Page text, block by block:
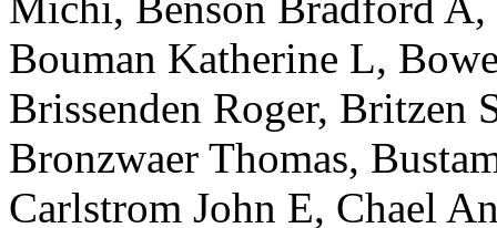
Bouman Katherine L,
Brissenden Roger, Britzen
Bronzwaer Thomas,
Carlstrom John E, Chael